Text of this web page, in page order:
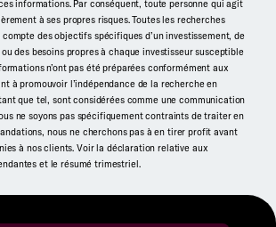
informations. Par conséquent, toute personne qui agit
à ses propres risques. Toutes les recherches
des objectifs spécifiques d’un investissement, de
des besoins propres à chaque investisseur susceptible
n’ont pas été préparées conformément aux
à promouvoir l’indépendance de la recherche en
que tel, sont considérées comme une communication
ne soyons pas spécifiquement contraints de traiter en
nous ne cherchons pas à en tirer profit avant
à nos clients. Voir la déclaration relative aux
et le résumé trimestriel.